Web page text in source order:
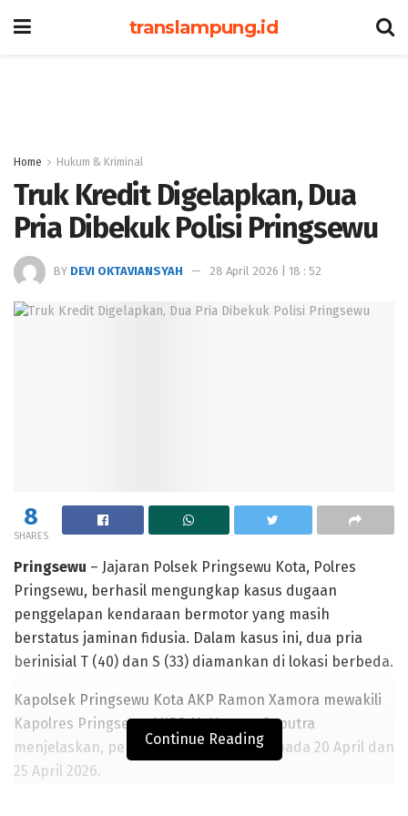
translampung.id
Home Hukum & Kriminal
Truk Kredit Digelapkan, Dua
Pria Dibekuk Polisi Pringsewu
BY DEVI OKTAVIANSYAH 28 April 2026 | 18 : 52
8
SHARES
Pringsewu – Jajaran Polsek Pringsewu Kota, Polres
Pringsewu, berhasil mengungkap kasus dugaan
penggelapan kendaraan bermotor yang masih
berstatus jaminan fidusia. Dalam kasus ini, dua pria
berinisial T (40) dan S (33) diamankan di lokasi berbeda.
Kapolsek Pringsewu Kota AKP Ramon Xamora mewakili
Kapolres Pringsewu AKBP M. Yunnus Saputra
menjelaskan, penangkapan dilakukan pada 20 April dan
25 April 2026.
Continue Reading